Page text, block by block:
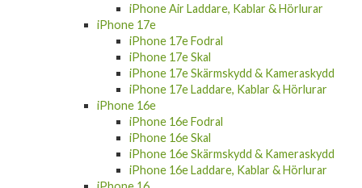
iPhone Air Laddare, Kablar & Hörlurar
iPhone 17e
iPhone 17e Fodral
iPhone 17e Skal
iPhone 17e Skärmskydd & Kameraskydd
iPhone 17e Laddare, Kablar & Hörlurar
iPhone 16e
iPhone 16e Fodral
iPhone 16e Skal
iPhone 16e Skärmskydd & Kameraskydd
iPhone 16e Laddare, Kablar & Hörlurar